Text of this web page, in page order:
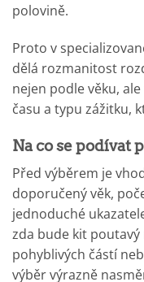
polovině.
Proto v
dělá rozmanitost
nejen podle věku,
času a typu zážitku,
Na co se podívat
Před výběrem je
doporučený věk,
jednoduché
zda bude kit
pohyblivých částí
výběr výrazně